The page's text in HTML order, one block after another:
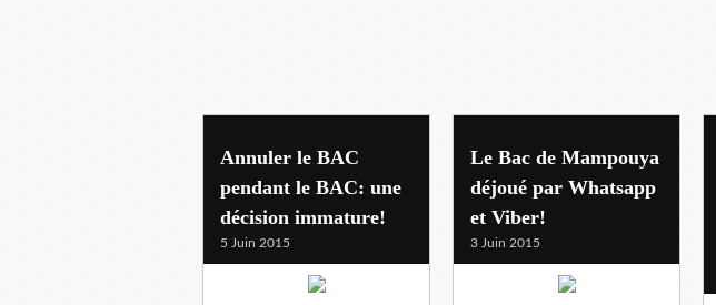
culture
Annuler le BAC
pendant le BAC: une
décision immature!
5 Juin 2015
Le Bac de Mampouya
déjoué par Whatsapp
et Viber!
3 Juin 2015